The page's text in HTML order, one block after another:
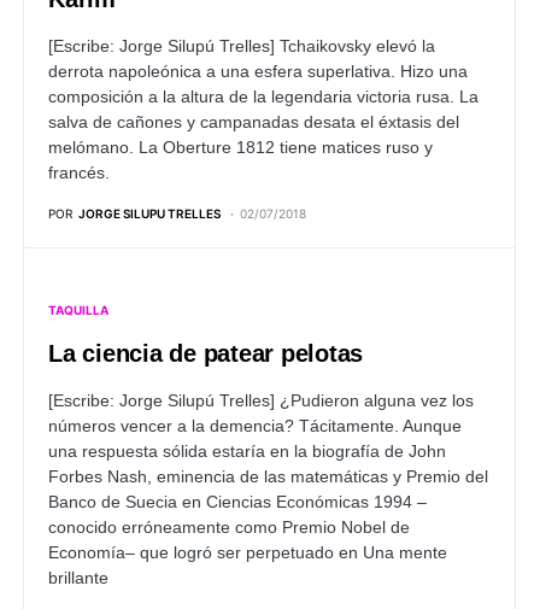
[Escribe: Jorge Silupú Trelles] Tchaikovsky elevó la
derrota napoleónica a una esfera superlativa. Hizo una
composición a la altura de la legendaria victoria rusa. La
salva de cañones y campanadas desata el éxtasis del
melómano. La Oberture 1812 tiene matices ruso y
francés.
POR JORGE SILUPU TRELLES 02/07/2018
TAQUILLA
La ciencia de patear pelotas
[Escribe: Jorge Silupú Trelles] ¿Pudieron alguna vez los
números vencer a la demencia? Tácitamente. Aunque
una respuesta sólida estaría en la biografía de John
Forbes Nash, eminencia de las matemáticas y Premio del
Banco de Suecia en Ciencias Económicas 1994 –
conocido erróneamente como Premio Nobel de
Economía– que logró ser perpetuado en Una mente
brillante